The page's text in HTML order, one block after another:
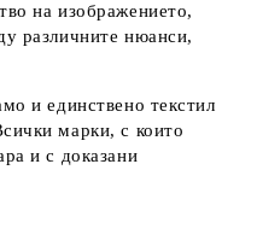
на изображението,
различните нюанси,
и единствено текстил
марки, с които
и с доказани